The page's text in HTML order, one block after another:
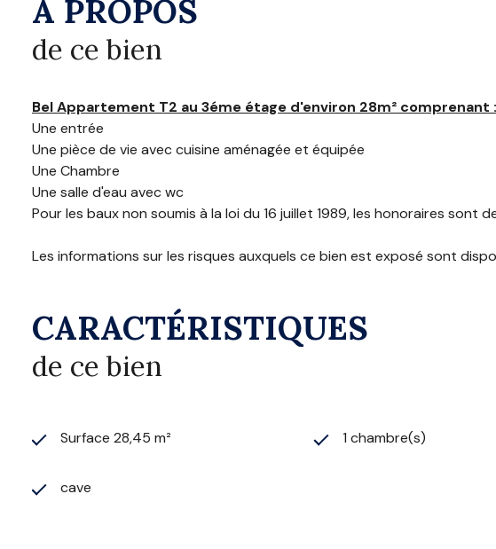
A PROPOS
de ce bien
Bel Appartement T2 au 3éme étage d'environ 28m² comprenant :
Une entrée
Une pièce de vie avec cuisine aménagée et équipée
Une Chambre
Une salle d'eau avec wc
Pour les baux non soumis à la loi du 16 juillet 1989, les honoraires sont
Les informations sur les risques auxquels ce bien est exposé sont
CARACTÉRISTIQUES
de ce bien
Surface 28,45 m² 1 chambre(s)
cave